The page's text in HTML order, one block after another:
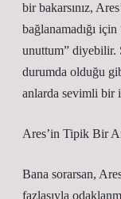
bir bakarsınız,
bağlanamadığı
unuttum” diyebilir.
durumda olduğu
anlarda sevimli bir
Ares’in Tipik Bir
Bana sorarsan,
fazlasıyla